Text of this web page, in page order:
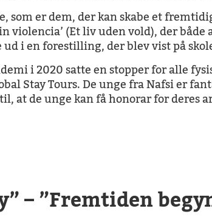
som er dem, der kan skabe et
(Et liv uden vold), der både
i en forestilling, der blev vist på
i 2020 satte en stopper for alle
Stay Tours. De unge fra Nafsi er
at de unge kan få honorar for deres
– ”Fremtiden